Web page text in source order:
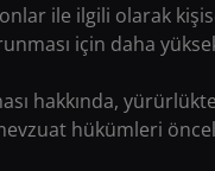
ile ilgili olarak
için daha
hakkında,
hükümleri